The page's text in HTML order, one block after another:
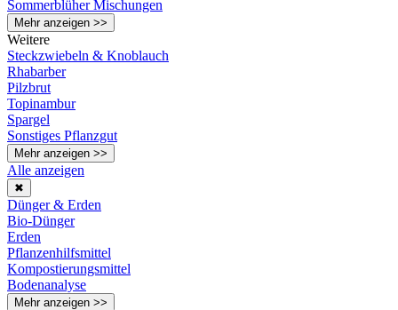
Sommerblüher Mischungen
Mehr anzeigen >>
Weitere
Steckzwiebeln & Knoblauch
Rhabarber
Pilzbrut
Topinambur
Spargel
Sonstiges Pflanzgut
Mehr anzeigen >>
Alle anzeigen
✖
Dünger & Erden
Bio-Dünger
Erden
Pflanzenhilfsmittel
Kompostierungsmittel
Bodenanalyse
Mehr anzeigen >>